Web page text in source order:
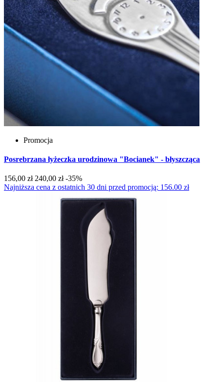
Promocja
Posrebrzana łyżeczka urodzinowa "Bocianek" - błyszcząca
156,00 zł 240,00 zł -35%
Najniższa cena z ostatnich 30 dni przed promocją: 156.00 zł